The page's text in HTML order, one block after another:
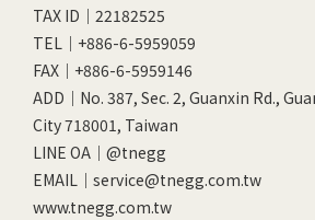
TAX ID｜22182525
TEL｜+886-6-5959059
FAX｜+886-6-5959146
ADD｜No. 387, Sec. 2, Guanxin Rd.,
City 718001, Taiwan
LINE OA｜ @tnegg
EMAIL｜service@tnegg.com.tw
www.tnegg.com.tw